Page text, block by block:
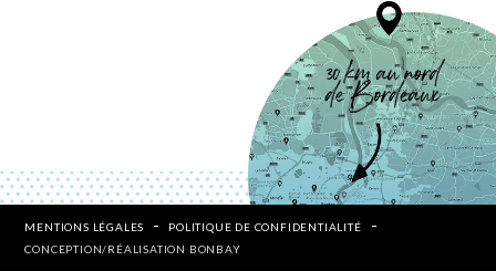
MENTIONS LÉGALES
POLITIQUE DE CONFIDENTIALITÉ
CONCEPTION/RÉALISATION BONBAY